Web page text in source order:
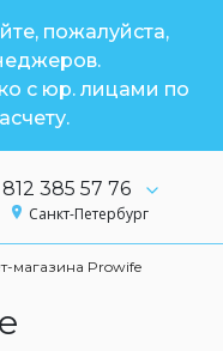
пожалуйста,
с юр. лицами по
385 57 76
Санкт-Петербург
магазина Prowife